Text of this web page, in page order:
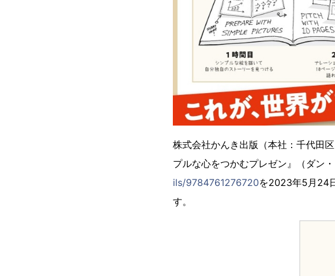
株式会社かんき出版（本社：千代田
プルな心をつかむプレゼン』（ダン
ils/9784761276720を2023年5月24
す。